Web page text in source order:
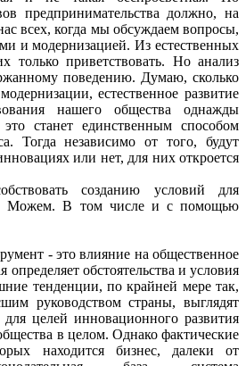
предпринимательства должно, на
всех, когда мы обсуждаем вопросы,
и модернизацией. Из естественных
только приветствовать. Но анализ
поведению. Думаю, сколько
естественное развитие
нашего общества однажды
станет единственным способом
Тогда независимо от того, будут
или нет, для них откроется
созданию условий для
Можем. В том числе и с помощью
- это влияние на общественное
определяет обстоятельства и условия
тенденции, по крайней мере так,
руководством страны, выглядят
для целей инновационного развития
в целом. Однако фактические
находится бизнес, далеки от